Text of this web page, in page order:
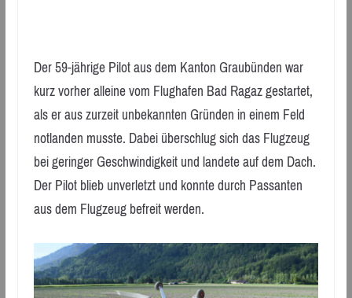
Der 59-jährige Pilot aus dem Kanton Graubünden war
kurz vorher alleine vom Flughafen Bad Ragaz gestartet,
als er aus zurzeit unbekannten Gründen in einem Feld
notlanden musste. Dabei überschlug sich das Flugzeug
bei geringer Geschwindigkeit und landete auf dem Dach.
Der Pilot blieb unverletzt und konnte durch Passanten
aus dem Flugzeug befreit werden.